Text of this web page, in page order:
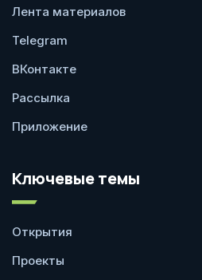
Лента материалов
Telegram
ВКонтакте
Рассылка
Приложение
Ключевые темы
Открытия
Проекты